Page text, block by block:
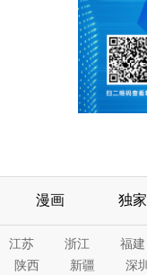
漫画 独家
江苏 浙江 福建
陕西 新疆 深圳